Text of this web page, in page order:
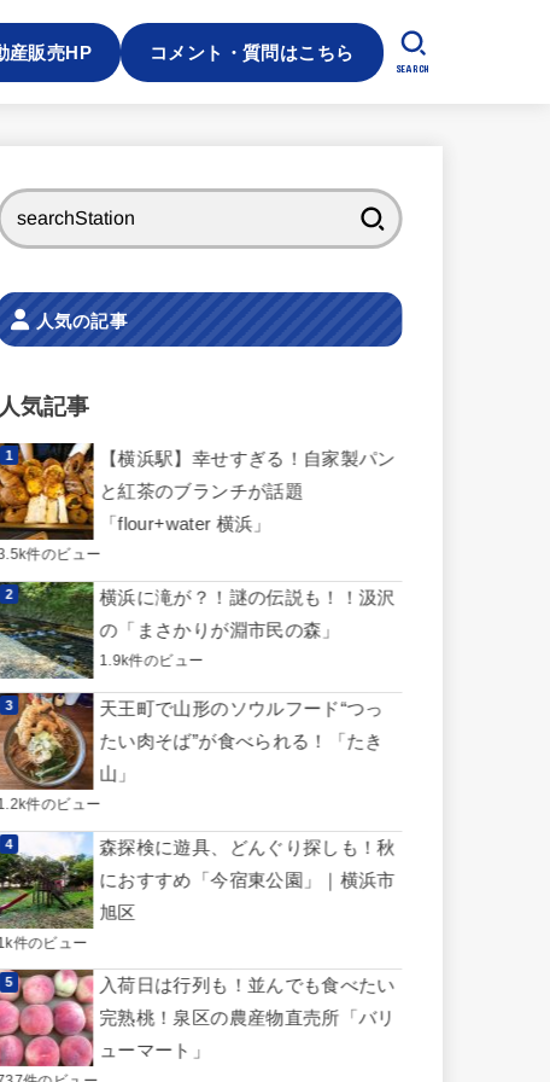
産販売HP コメント・質問はこちら
SEARCH
人気の記事
人気記事
【横浜駅】幸せすぎる！自家製パン
と紅茶のブランチが話題
「flour+water 横浜」
件のビュー
横浜に滝が？！謎の伝説も！！汲沢
の「まさかりが淵市民の森」
1.9k件のビュー
天王町で山形のソウルフード“つっ
たい肉そば”が食べられる！「たき
山」
件のビュー
森探検に遊具、どんぐり探しも！秋
におすすめ「今宿東公園」｜横浜市
旭区
件のビュー
入荷日は行列も！並んでも食べたい
完熟桃！泉区の農産物直売所「バリ
ューマート」